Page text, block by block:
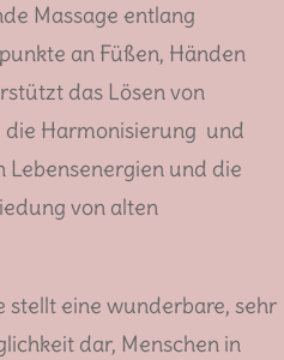
Massage entlang
an Füßen, Händen
das Lösen von
die Harmonisierung und
Lebensenergien und die
von alten
stellt eine wunderbare, sehr
dar, Menschen in